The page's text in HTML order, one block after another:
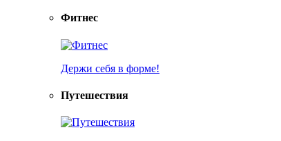
Фитнес
Держи себя в форме!
Путешествия